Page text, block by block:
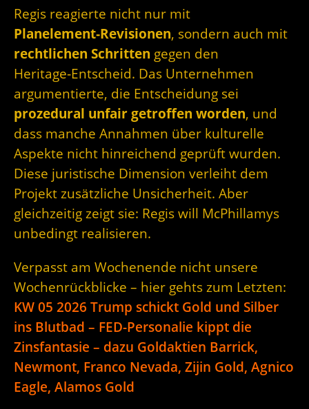
Regis reagierte nicht nur mit
Planelement‑Revisionen, sondern auch mit
rechtlichen Schritten gegen den
Heritage‑Entscheid. Das Unternehmen
argumentierte, die Entscheidung sei
prozedural unfair getroffen worden, und
dass manche Annahmen über kulturelle
Aspekte nicht hinreichend geprüft wurden.
Diese juristische Dimension verleiht dem
Projekt zusätzliche Unsicherheit. Aber
gleichzeitig zeigt sie: Regis will McPhillamys
unbedingt realisieren.
Verpasst am Wochenende nicht unsere
Wochenrückblicke – hier gehts zum Letzten:
KW 05 2026 Trump schickt Gold und Silber
ins Blutbad – FED-Personalie kippt die
Zinsfantasie – dazu Goldaktien Barrick,
Newmont, Franco Nevada, Zijin Gold, Agnico
Eagle, Alamos Gold